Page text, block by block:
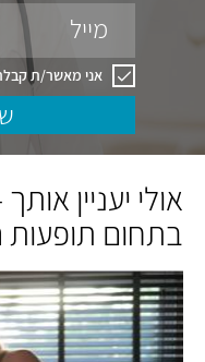
מייל
אני מאשר/ת קבלת
אולי יעניין
בתחום תופעות